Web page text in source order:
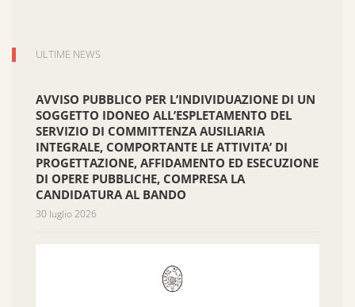
ULTIME NEWS
AVVISO PUBBLICO PER L’INDIVIDUAZIONE DI UN
SOGGETTO IDONEO ALL’ESPLETAMENTO DEL
SERVIZIO DI COMMITTENZA AUSILIARIA
INTEGRALE, COMPORTANTE LE ATTIVITA’ DI
PROGETTAZIONE, AFFIDAMENTO ED ESECUZIONE
DI OPERE PUBBLICHE, COMPRESA LA
CANDIDATURA AL BANDO
30 luglio 2026